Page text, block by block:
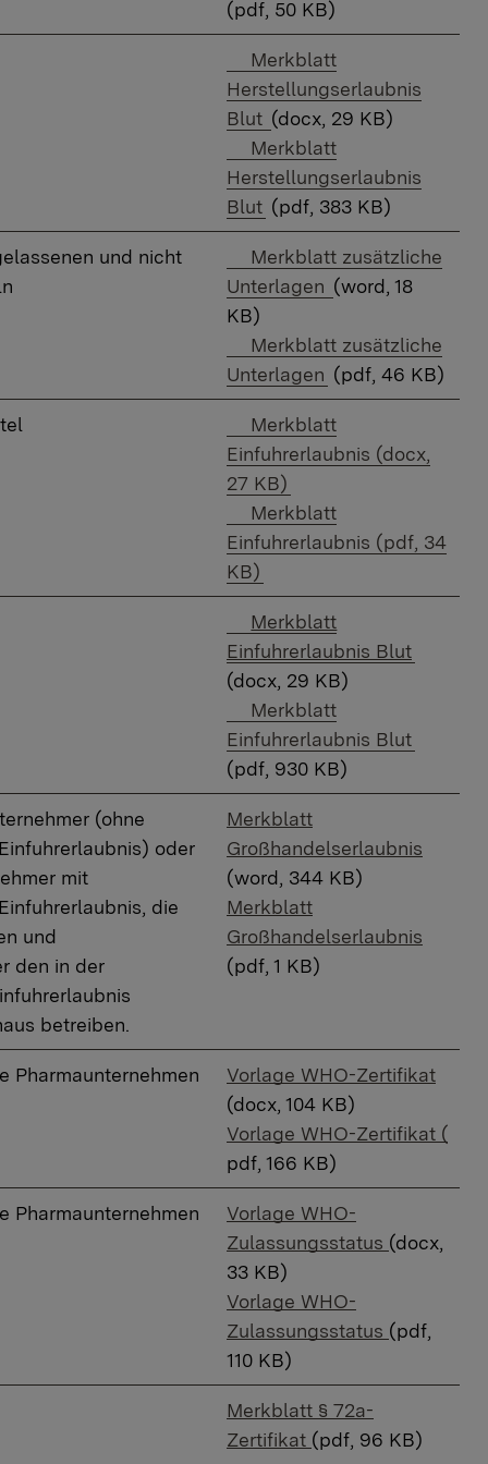
(pdf, 50 KB)
Downloadlink:
​Merkblatt
Herstellungserlaubnis
Blut (docx, 29 KB)
Downloadlink:
Merkblatt
Herstellungserlaubnis
Blut (pdf, 383 KB)
und nicht
Downloadlink:
Merkblatt zusätzliche
Unterlagen (word, 18
KB)
Downloadlink:
Merkblatt zusätzliche
Unterlagen (pdf, 46 KB)
Downloadlink:
​Merkblatt
Einfuhrerlaubnis (docx,
27 KB)
Downloadlink:
Merkblatt
Einfuhrerlaubnis (pdf, 34
KB)
Downloadlink:
​Merkblatt
Einfuhrerlaubnis Blut
(docx, 29 KB)
Downloadlink:
Merkblatt
Einfuhrerlaubnis Blut
(pdf, 930 KB)
(ohne
oder
mit
die
und
den in der
betreiben.
Merkblatt
Großhandelserlaubnis
(word, 344 KB)
Merkblatt
Großhandelserlaubnis
(pdf, 1 KB)
Pharmaunternehmen
Vorlage WHO-Zertifikat
(docx, 104 KB)
Vorlage WHO-Zertifikat (
pdf, 166 KB)
Pharmaunternehmen
Vorlage WHO-
Zulassungsstatus (docx,
33 KB)
Vorlage WHO-
Zulassungsstatus (pdf,
110 KB)
Merkblatt § 72a-
Zertifikat (pdf, 96 KB)